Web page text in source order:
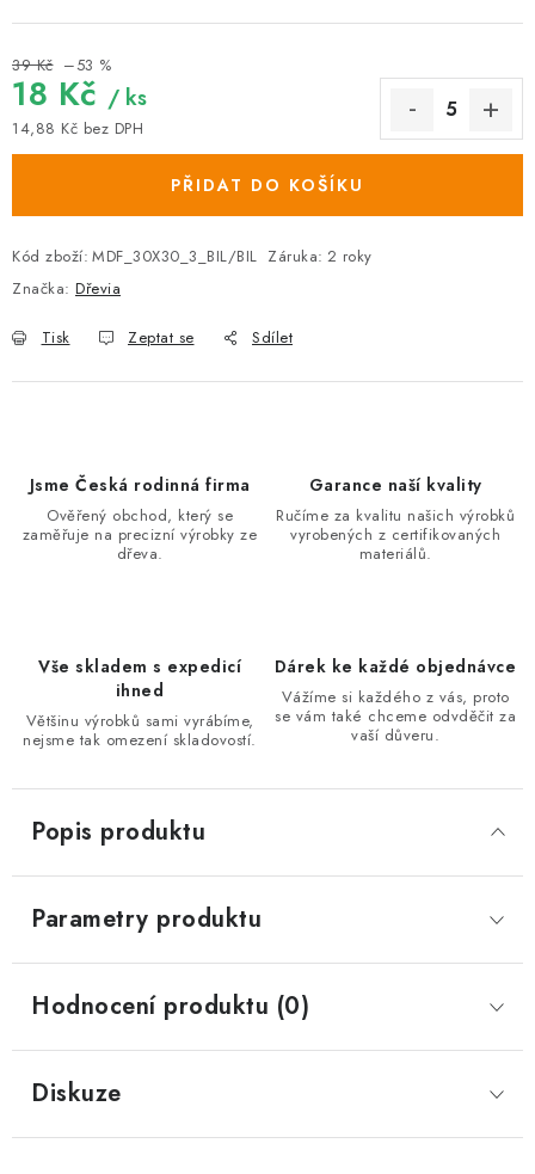
39 Kč –53 %
18 Kč / ks
14,88 Kč bez DPH
Měrná cena:
PŘIDAT DO KOŠÍKU
Kód zboží: MDF_30X30_3_BIL/BIL Záruka: 2 roky
Značka: Dřevia
Tisk Zeptat se Sdílet
Jsme Česká rodinná firma
Ověřený obchod, který se
zaměřuje na precizní výrobky ze
dřeva.
Garance naší kvality
Ručíme za kvalitu našich výrobků
vyrobených z certifikovaných
materiálů.
Vše skladem s expedicí
ihned
Většinu výrobků sami vyrábíme,
nejsme tak omezení skladovostí.
Dárek ke každé objednávce
Vážíme si každého z vás, proto
se vám také chceme odvděčit za
vaší důveru.
Popis produktu
Parametry produktu
Hodnocení produktu (0)
Diskuze